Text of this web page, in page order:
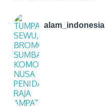
alam_indonesia